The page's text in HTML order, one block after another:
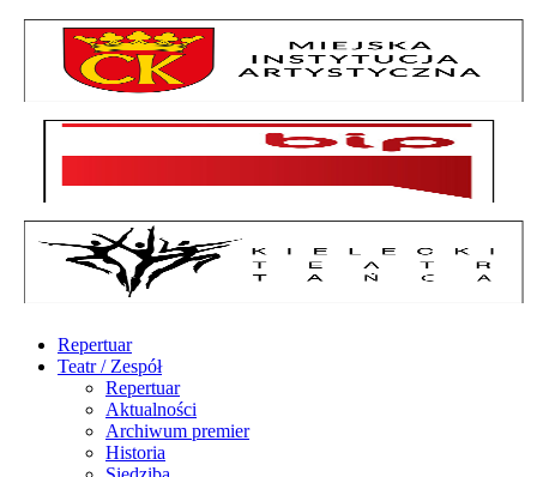
Repertuar
Teatr / Zespół
Repertuar
Aktualności
Archiwum premier
Historia